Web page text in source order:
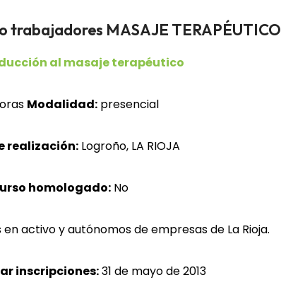
trabajadores MASAJE TERAPÉUTICO
al masaje terapéutico
Modalidad: presencial
realización: Logroño, LA RIOJA
homologado: No
activo y autónomos de empresas de La Rioja.
inscripciones:31 de mayo de 2013